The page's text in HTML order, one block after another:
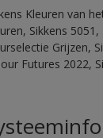
Kleuren van
Sikkens
Grijzen,
Futures 2022,